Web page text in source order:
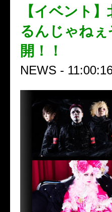
【イベント
るんじゃね
開！！
NEWS -